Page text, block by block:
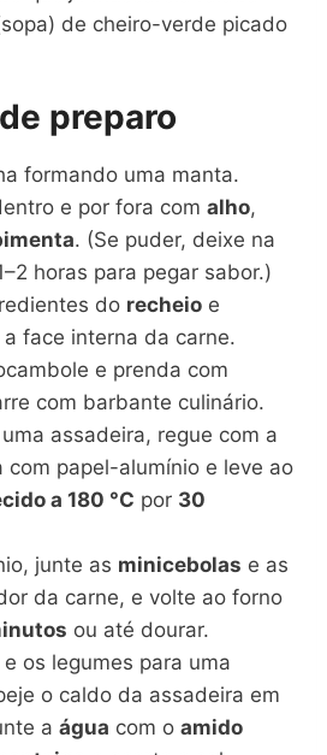
de cheiro-verde picado
preparo
formando uma manta.
e por fora comalho,
. (Se puder, deixe na
horas para pegar sabor.)
do recheio e
face interna da carne.
e prenda com
com barbante culinário.
assadeira, regue com a
com papel-alumínio e leve ao
a 180 °C por 30
junte as minicebolas e as
da carne, e volte ao forno
ou até dourar.
os legumes para uma
o caldo da assadeira em
aágua com oamido